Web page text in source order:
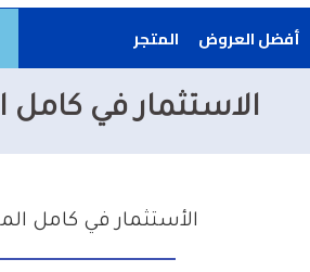
أفضل العروض المتجر
الاستثمار في
الأستثمار في كامل